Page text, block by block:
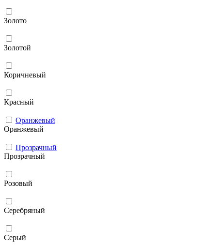
Золото
Золотой
Коричневый
Красный
Оранжевый
Оранжевый
Прозрачный
Прозрачный
Розовый
Серебряный
Серый